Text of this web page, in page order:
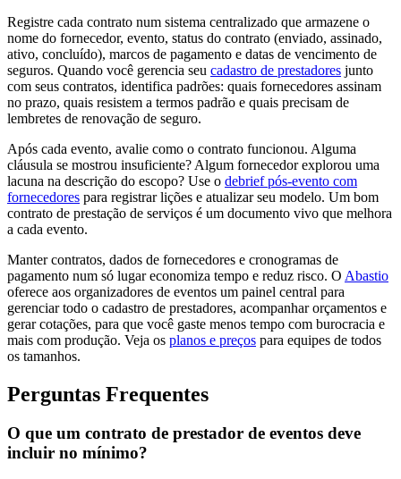
Registre cada contrato num sistema centralizado que armazene o
nome do fornecedor, evento, status do contrato (enviado, assinado,
ativo, concluído), marcos de pagamento e datas de vencimento de
seguros. Quando você gerencia seu cadastro de prestadores junto
com seus contratos, identifica padrões: quais fornecedores assinam
no prazo, quais resistem a termos padrão e quais precisam de
lembretes de renovação de seguro.
Após cada evento, avalie como o contrato funcionou. Alguma
cláusula se mostrou insuficiente? Algum fornecedor explorou uma
lacuna na descrição do escopo? Use o debrief pós-evento com
fornecedores para registrar lições e atualizar seu modelo. Um bom
contrato de prestação de serviços é um documento vivo que melhora
a cada evento.
Manter contratos, dados de fornecedores e cronogramas de
pagamento num só lugar economiza tempo e reduz risco. O Abastio
oferece aos organizadores de eventos um painel central para
gerenciar todo o cadastro de prestadores, acompanhar orçamentos e
gerar cotações, para que você gaste menos tempo com burocracia e
mais com produção. Veja os planos e preços para equipes de todos
os tamanhos.
Perguntas Frequentes
O que um contrato de prestador de eventos deve
incluir no mínimo?